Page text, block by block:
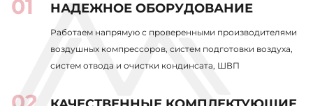
НАДЕЖНОЕ ОБОРУДОВАНИЕ
Работаем напрямую с проверенными производителями
воздушных компрессоров, систем подготовки воздуха,
систем отвода и очистки кондинсата, ШВП